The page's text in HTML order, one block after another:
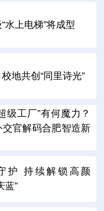
水上电梯”将成型
地共创“同里诗光”
级工厂”有何魔力？
交官解码合肥智造新
护 持续解锁高颜
蓝”